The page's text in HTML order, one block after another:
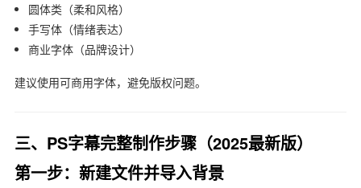
圆体类（柔和风格）
手写体（情绪表达）
商业字体（品牌设计）
建议使用可商用字体，避免版权问题。
三、PS字幕完整制作步骤（2025最新版）
第一步：新建文件并导入背景